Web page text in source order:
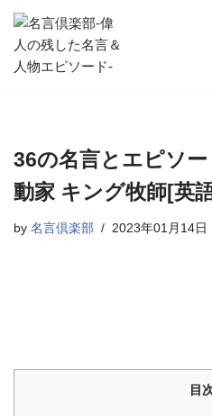
コ
ン
へ
ス
キ
ッ
36の名言とエピソ
動家 キング牧師[英
by 名言倶楽部 2023年01月14日
目